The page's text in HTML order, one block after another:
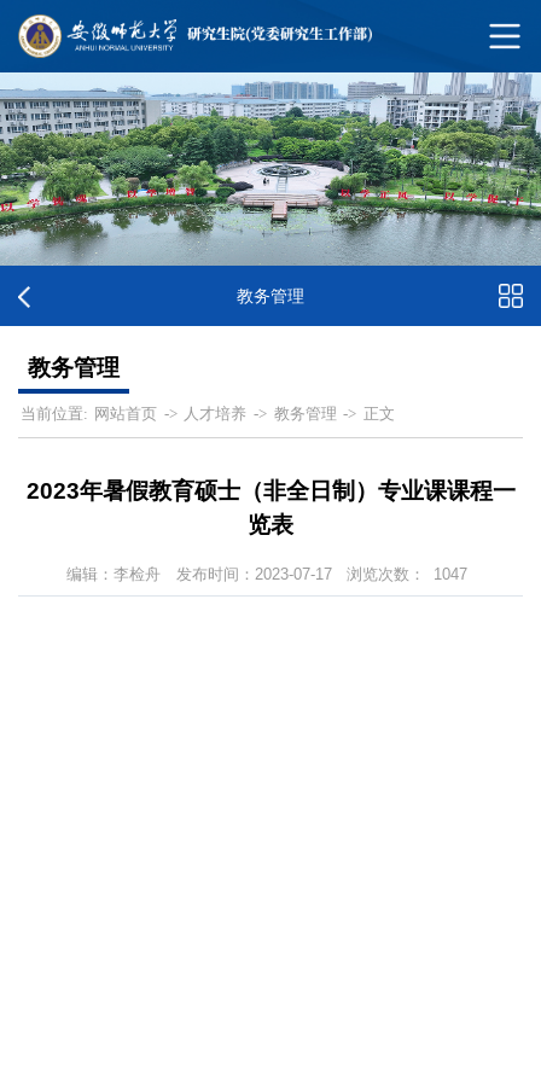
教务管理
教务管理
当前位置: 网站首页 -> 人才培养 -> 教务管理 -> 正文
2023年暑假教育硕士（非全日制）专业课课程一
览表
编辑：李检舟 发布时间：2023-07-17 浏览次数： 1047